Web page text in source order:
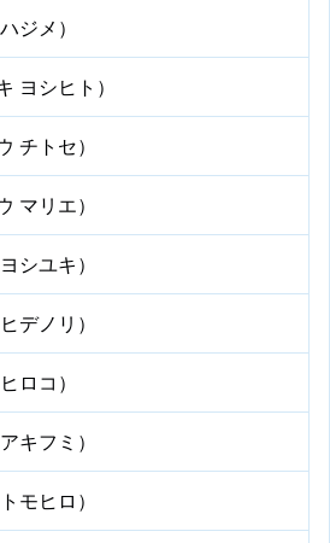
ジメ）
ヨシヒト）
チトセ）
マリエ）
シユキ）
デノリ）
ロコ）
キフミ）
モヒロ）